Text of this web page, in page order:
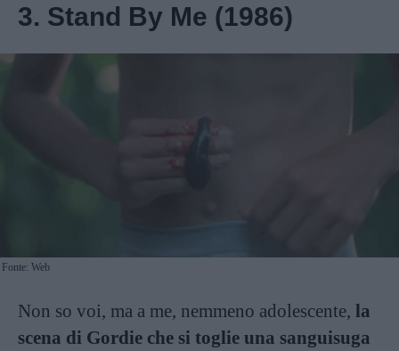
3. Stand By Me (1986)
Fonte: Web
Non so voi, ma a me, nemmeno adolescente, la
scena di Gordie che si toglie una sanguisuga